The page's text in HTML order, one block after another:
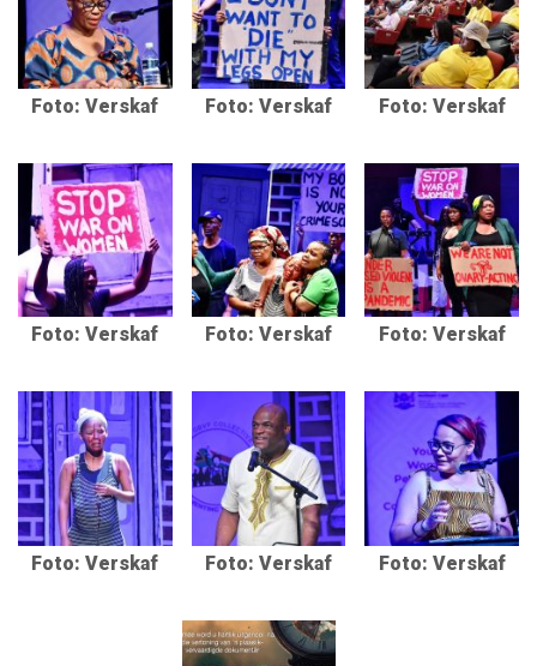
Foto: Verskaf Foto: Verskaf Foto: Verskaf
Foto: Verskaf Foto: Verskaf Foto: Verskaf
Foto: Verskaf Foto: Verskaf Foto: Verskaf